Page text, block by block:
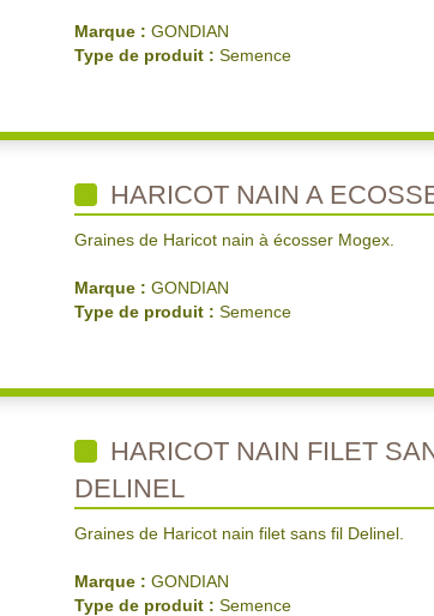
Marque : GONDIAN
Type de produit : Semence
HARICOT NAIN A
Graines de Haricot nain à écosser Mogex.
Marque : GONDIAN
Type de produit : Semence
HARICOT NAIN FILET
DELINEL
Graines de Haricot nain filet sans fil Delinel.
Marque : GONDIAN
Type de produit : Semence